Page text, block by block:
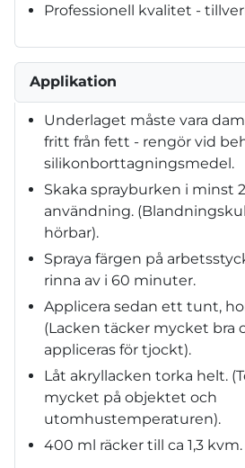
Professionell kvalitet -
Applikation
Underlaget måste vara
fritt från fett - rengör vid
silikonborttagningsmedel.
Skaka sprayburken i minst
användning.
hörbar).
Spraya färgen på
rinna av i 60 minuter.
Applicera sedan ett tunt,
(Lacken täcker mycket bra
appliceras för tjockt).
Låt akryllacken torka helt.
mycket på objektet och
utomhustemperaturen).
400 ml räcker till ca 1,3 kvm.